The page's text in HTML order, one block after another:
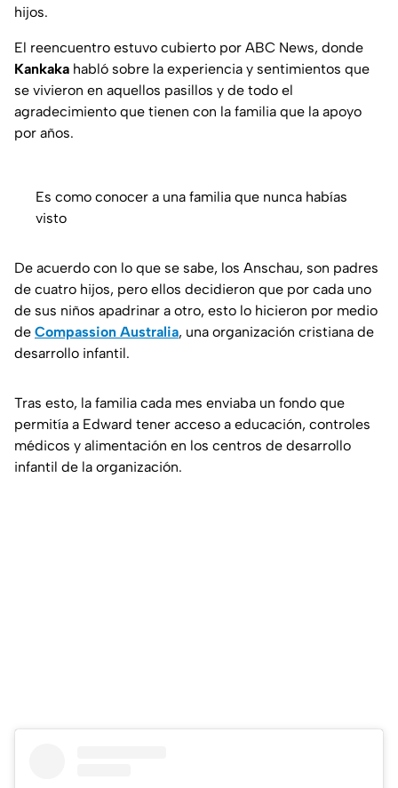
hijos.
El reencuentro estuvo cubierto por ABC News, donde
Kankaka habló sobre la experiencia y sentimientos que
se vivieron en aquellos pasillos y de todo el
agradecimiento que tienen con la familia que la apoyo
por años.
Es como conocer a una familia que nunca habías
visto
De acuerdo con lo que se sabe, los Anschau, son padres
de cuatro hijos, pero ellos decidieron que por cada uno
de sus niños apadrinar a otro, esto lo hicieron por medio
de Compassion Australia, una organización cristiana de
desarrollo infantil.
Tras esto, la familia cada mes enviaba un fondo que
permitía a Edward tener acceso a educación, controles
médicos y alimentación en los centros de desarrollo
infantil de la organización.